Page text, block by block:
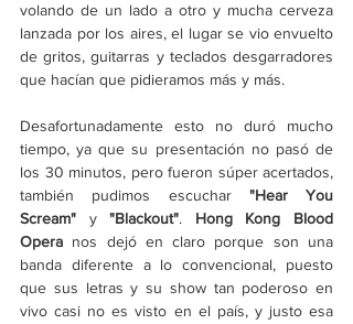
volando de un lado a otro y mucha cerveza
lanzada por los aires, el lugar se vio envuelto
de gritos, guitarras y teclados desgarradores
que hacían que pidieramos más y más.
Desafortunadamente esto no duró mucho
tiempo, ya que su presentación no pasó de
los 30 minutos, pero fueron súper acertados,
también pudimos escuchar "Hear You
Scream" y "Blackout". Hong Kong Blood
Opera nos dejó en claro porque son una
banda diferente a lo convencional, puesto
que sus letras y su show tan poderoso en
vivo casi no es visto en el país, y justo esa